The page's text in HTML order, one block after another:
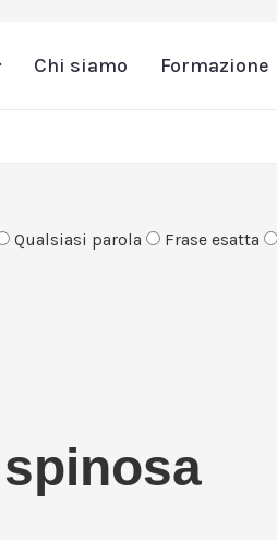
Chi siamo Formazione
Qualsiasi parola Frase esatta